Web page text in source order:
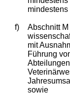
f)
Abschnitt
mit
Führung
sowie